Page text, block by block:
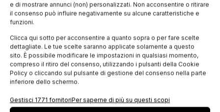
e di mostrare annunci (non) personalizzati. Non acconsentire o ritirare
il consenso può influire negativamente su alcune caratteristiche e
funzioni.
Clicca qui sotto per acconsentire a quanto sopra o per fare scelte
dettagliate. Le tue scelte saranno applicate solamente a questo
sito. È possibile modificare le impostazioni in qualsiasi momento,
compreso il ritiro del consenso, utilizzando i pulsanti della Cookie
Policy o cliccando sul pulsante di gestione del consenso nella parte
inferiore dello schermo.
Gestisci 1771 fornitoriPer saperne di più su questi scopi
ancora maggiore sostanza ad un progetto a cui già
oltre 30 aziende italiane hanno creduto, dando la loro
adesione”.
Tag: Acimit green label Itma Asia
Shanghai
tessile